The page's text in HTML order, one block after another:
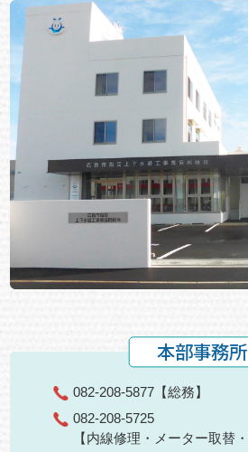
本部事務所
082-208-5877 【総務】
082-208-5725
【内線修理・メーター取替